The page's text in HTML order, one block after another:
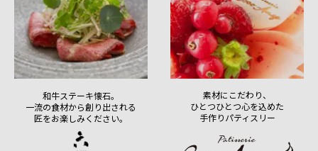
和牛ステーキ懐石。
一流の食材から創り出される
匠をお楽しみください。
素材にこだわり、
ひとつひとつ心を込めた
手作りパティスリー